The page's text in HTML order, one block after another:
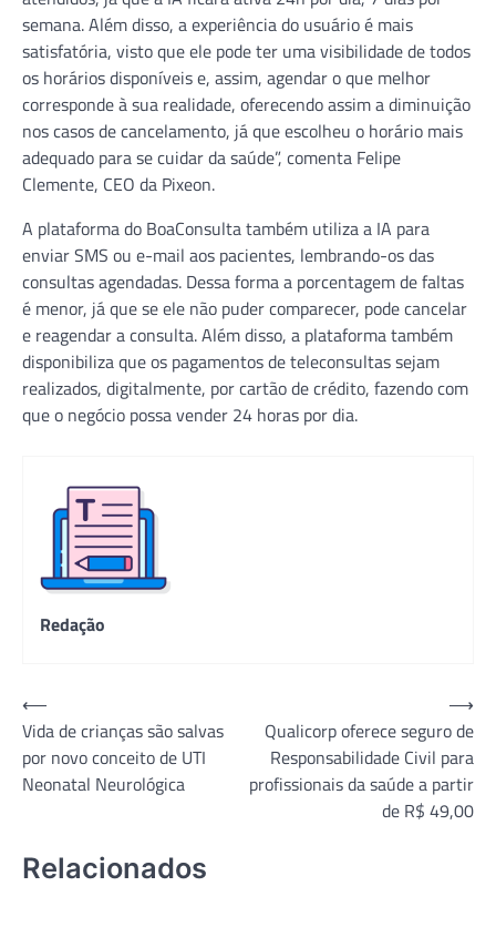
semana. Além disso, a experiência do usuário é mais
satisfatória, visto que ele pode ter uma visibilidade de todos
os horários disponíveis e, assim, agendar o que melhor
corresponde à sua realidade, oferecendo assim a diminuição
nos casos de cancelamento, já que escolheu o horário mais
adequado para se cuidar da saúde”, comenta Felipe
Clemente, CEO da Pixeon.
A plataforma do BoaConsulta também utiliza a IA para
enviar SMS ou e-mail aos pacientes, lembrando-os das
consultas agendadas. Dessa forma a porcentagem de faltas
é menor, já que se ele não puder comparecer, pode cancelar
e reagendar a consulta. Além disso, a plataforma também
disponibiliza que os pagamentos de teleconsultas sejam
realizados, digitalmente, por cartão de crédito, fazendo com
que o negócio possa vender 24 horas por dia.
Redação
Navegação
de
Post
⟵
Vida de crianças são salvas
por novo conceito de UTI
Neonatal Neurológica
Qualicorp oferece seguro de
Responsabilidade Civil para
profissionais da saúde a partir
de R$ 49,00
⟶
Relacionados